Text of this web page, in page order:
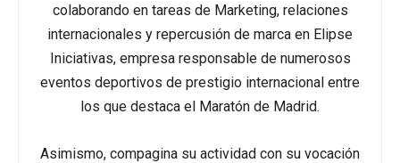
colaborando en tareas de Marketing, relaciones
internacionales y repercusión de marca en Elipse
Iniciativas, empresa responsable de numerosos
eventos deportivos de prestigio internacional entre
los que destaca el Maratón de Madrid.
Asimismo, compagina su actividad con su vocación